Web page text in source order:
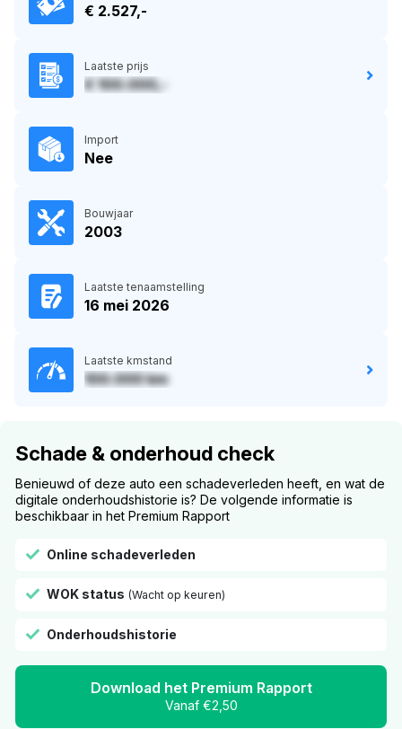
€ 2.527,-
Laatste prijs
€ 100.000,-
Import
Nee
Bouwjaar
2003
Laatste tenaamstelling
16 mei 2026
Laatste kmstand
100.000 km
Schade & onderhoud check
Benieuwd of deze auto een schadeverleden heeft, en wat de
digitale onderhoudshistorie is? De volgende informatie is
beschikbaar in het Premium Rapport
Online schadeverleden
WOK status (Wacht op keuren)
Onderhoudshistorie
Download het Premium Rapport
Vanaf €2,50